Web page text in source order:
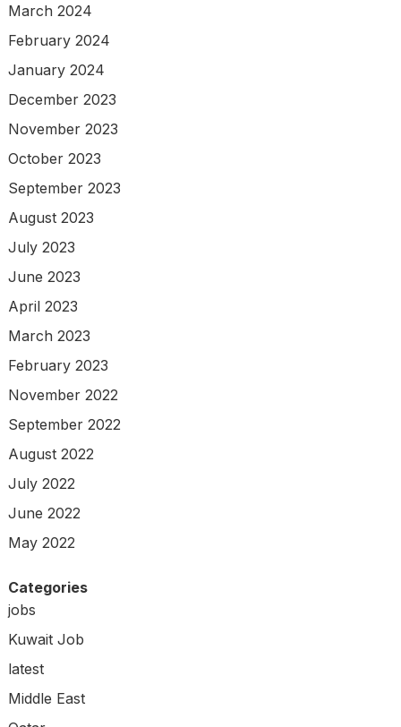
March 2024
February 2024
January 2024
December 2023
November 2023
October 2023
September 2023
August 2023
July 2023
June 2023
April 2023
March 2023
February 2023
November 2022
September 2022
August 2022
July 2022
June 2022
May 2022
Categories
jobs
Kuwait Job
latest
Middle East